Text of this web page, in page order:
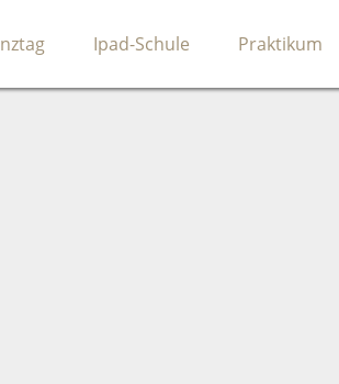
Ipad-Schule Praktikum